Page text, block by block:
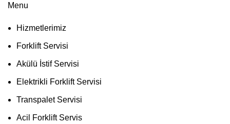
Menu
Hizmetlerimiz
Forklift Servisi
Akülü İstif Servisi
Elektrikli Forklift Servisi
Transpalet Servisi
Acil Forklift Servis